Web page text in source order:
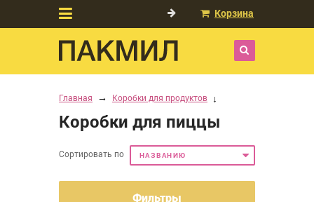
Корзина
Главная Коробки для продуктов
Коробки для пиццы
Сортировать по НАЗВАНИЮ
Фильтры